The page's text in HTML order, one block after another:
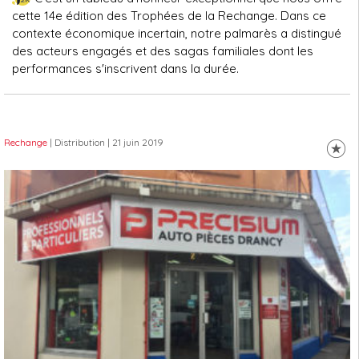
cette 14e édition des Trophées de la Rechange. Dans ce
contexte économique incertain, notre palmarès a distingué
des acteurs engagés et des sagas familiales dont les
performances s'inscrivent dans la durée.
Rechange | Distribution | 21 juin 2019